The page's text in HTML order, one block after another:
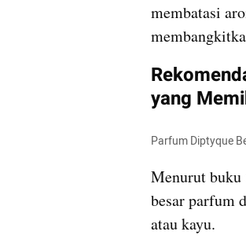
membatasi
yang
Parfum Diptyque
Menurut buku
besar parfum
atau kayu.